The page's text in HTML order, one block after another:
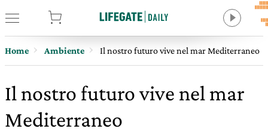
Home Ambiente Il nostro futuro vive nel mar Mediterraneo
Il nostro futuro vive nel mar
Mediterraneo